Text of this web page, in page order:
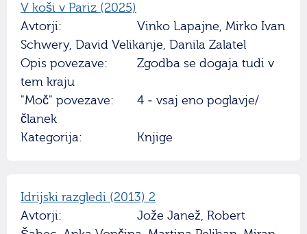
V koši v Pariz (2025)
Avtorji:
Vinko Lapajne, Mirko Ivan
Schwery, David Velikanje, Danila Zalatel
Opis povezave:
Zgodba se dogaja tudi v
tem kraju
"Moč" povezave:
4 - vsaj eno poglavje/
članek
Kategorija:
Knjige
Idrijski razgledi (2013) 2
Avtorji:
Jože Janež, Robert